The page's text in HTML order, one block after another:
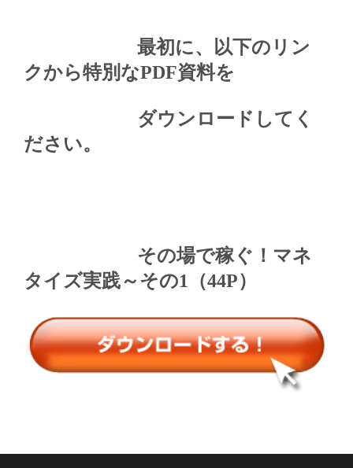
最初に、以下のリン
クから特別なPDF資料を
ダウンロードしてく
ださい。
その場で稼ぐ！マネ
タイズ実践～その1（44P）